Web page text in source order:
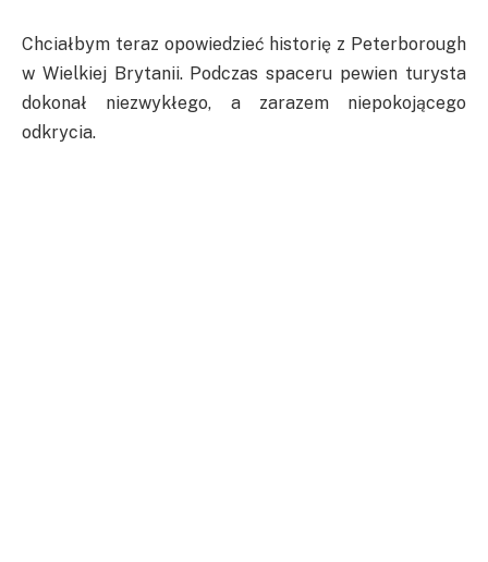
Chciałbym teraz opowiedzieć historię z Peterborough
w Wielkiej Brytanii. Podczas spaceru pewien turysta
dokonał niezwykłego, a zarazem niepokojącego
odkrycia.